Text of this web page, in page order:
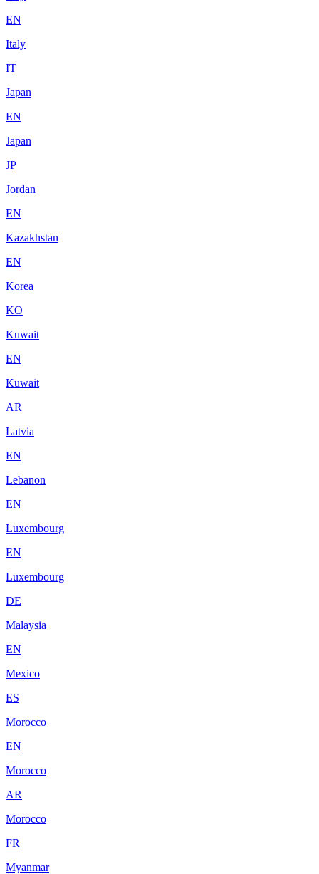
EN
Italy
IT
Japan
EN
Japan
JP
Jordan
EN
Kazakhstan
EN
Korea
KO
Kuwait
EN
Kuwait
AR
Latvia
EN
Lebanon
EN
Luxembourg
EN
Luxembourg
DE
Malaysia
EN
Mexico
ES
Morocco
EN
Morocco
AR
Morocco
FR
Myanmar